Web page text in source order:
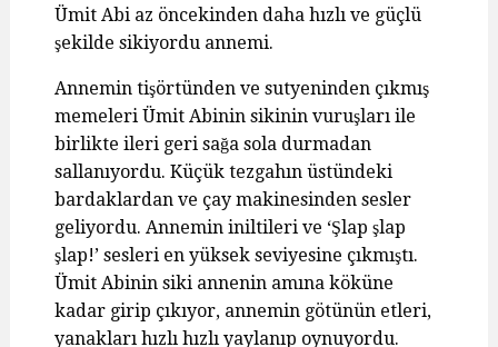
Ümit Abi az öncekinden daha hızlı ve güçlü
şekilde sikiyordu annemi.
Annemin tişörtünden ve sutyeninden çıkmış
memeleri Ümit Abinin sikinin vuruşları ile
birlikte ileri geri sağa sola durmadan
sallanıyordu. Küçük tezgahın üstündeki
bardaklardan ve çay makinesinden sesler
geliyordu. Annemin iniltileri ve ‘Şlap şlap
şlap!’ sesleri en yüksek seviyesine çıkmıştı.
Ümit Abinin siki annenin amına köküne
kadar girip çıkıyor, annemin götünün etleri,
yanakları hızlı hızlı yaylanıp oynuyordu.